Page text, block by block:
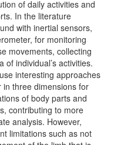
of daily activities and
In the literature
with inertial sensors,
for monitoring
movements, collecting
of individual’s activities.
interesting approaches
three dimensions for
of body parts and
contributing to more
analysis. However,
limitations such as not